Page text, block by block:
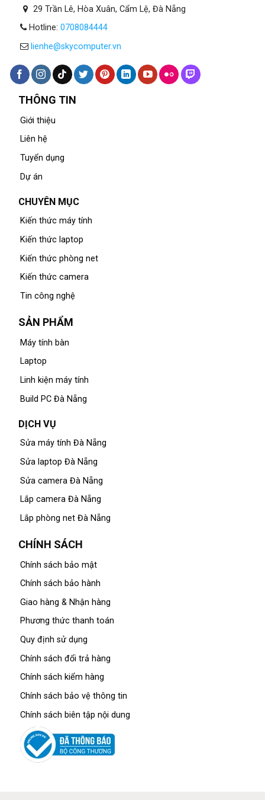
29 Trần Lê, Hòa Xuân, Cẩm Lệ, Đà Nẵng
Hotline: 0708084444
lienhe@skycomputer.vn
THÔNG TIN
Giới thiệu
Liên hệ
Tuyển dụng
Dự án
CHUYÊN MỤC
Kiến thức máy tính
Kiến thức laptop
Kiến thức phòng net
Kiến thức camera
Tin công nghệ
SẢN PHẨM
Máy tính bàn
Laptop
Linh kiện máy tính
Build PC Đà Nẵng
DỊCH VỤ
Sửa máy tính Đà Nẵng
Sửa laptop Đà Nẵng
Sửa camera Đà Nẵng
Lắp camera Đà Nẵng
Lắp phòng net Đà Nẵng
CHÍNH SÁCH
Chính sách bảo mật
Chính sách bảo hành
Giao hàng & Nhận hàng
Phương thức thanh toán
Quy định sử dụng
Chính sách đổi trả hàng
Chính sách kiểm hàng
Chính sách bảo vệ thông tin
Chính sách biên tập nội dung